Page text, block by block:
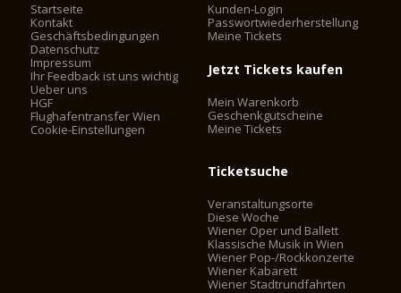
Startseite
Kontakt
Geschäftsbedingungen
Datenschutz
Impressum
Ihr Feedback ist uns wichtig
Ueber uns
HGF
Flughafentransfer Wien
Cookie-Einstellungen
Kunden-Login
Passwortwiederherstellung
Meine Tickets
Jetzt Tickets kaufen
Mein Warenkorb
Geschenkgutscheine
Meine Tickets
Ticketsuche
Veranstaltungsorte
Diese Woche
Wiener Oper und Ballett
Klassische Musik in Wien
Wiener Pop-/Rockkonzerte
Wiener Kabarett
Wiener Stadtrundfahrten